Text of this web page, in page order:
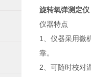
旋转氧弹测定仪
仪器特点
1、仪器采用微
靠。
2、可随时校对